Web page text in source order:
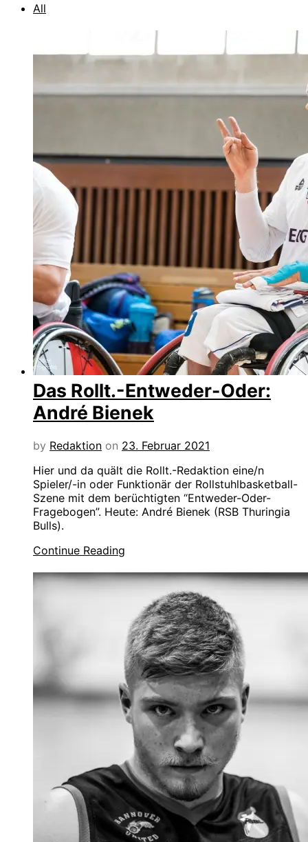
All
Das Rollt.-Entweder-Oder:
André Bienek
by Redaktion on 23. Februar 2021
Hier und da quält die Rollt.-Redaktion eine/n
Spieler/-in oder Funktionär der Rollstuhlbasketball-
Szene mit dem berüchtigten “Entweder-Oder-
Fragebogen”. Heute: André Bienek (RSB Thuringia
Bulls).
Continue Reading